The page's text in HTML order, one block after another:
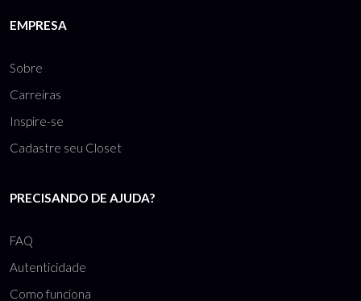
EMPRESA
Sobre
Carreiras
Inspire-se
Cadastre seu Closet
PRECISANDO DE AJUDA?
FAQ
Autenticidade
Como funciona